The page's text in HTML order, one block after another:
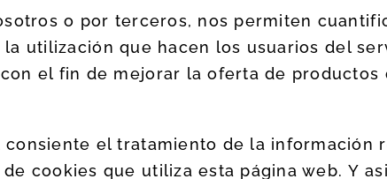
o por terceros, nos permiten
utilización que hacen los usuarios del
el fin de mejorar la oferta de productos
el tratamiento de la información
cookies que utiliza esta página web. Y